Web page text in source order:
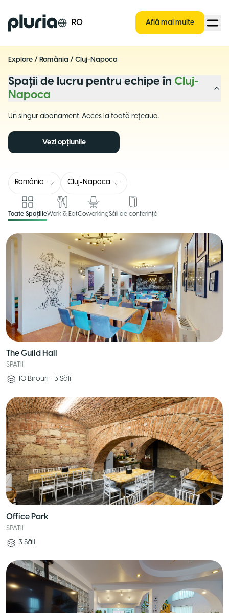
Logo Pluria RO Află mai multe
Explore / România / Cluj-Napoca
Spații de lucru pentru echipe în Cluj-
Napoca
Un singur abonament. Acces la toată rețeaua.
Vezi opțiunile
România Cluj-Napoca
Toate SpațiileWork & EatCoworkingSăli de conferință
The Guild Hall
SPATII
10 Birouri • 3 Săli
Office Park
SPATII
3 Săli